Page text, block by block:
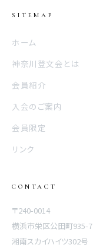
SITEMAP
ホーム
神奈川登文会とは
会員紹介
入会のご案内
会員限定
リンク
CONTACT
〒240-0014
横浜市栄区公田町935-7
湘南スカイハイツ302号